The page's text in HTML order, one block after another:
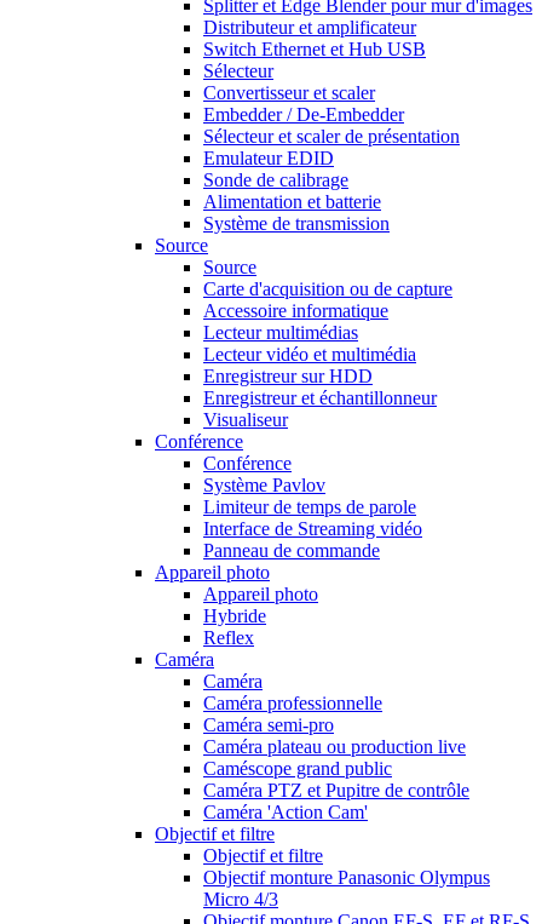
Splitter et Edge Blender pour mur d'images
Distributeur et amplificateur
Switch Ethernet et Hub USB
Sélecteur
Convertisseur et scaler
Embedder / De-Embedder
Sélecteur et scaler de présentation
Emulateur EDID
Sonde de calibrage
Alimentation et batterie
Système de transmission
Source
Source
Carte d'acquisition ou de capture
Accessoire informatique
Lecteur multimédias
Lecteur vidéo et multimédia
Enregistreur sur HDD
Enregistreur et échantillonneur
Visualiseur
Conférence
Conférence
Système Pavlov
Limiteur de temps de parole
Interface de Streaming vidéo
Panneau de commande
Appareil photo
Appareil photo
Hybride
Reflex
Caméra
Caméra
Caméra professionnelle
Caméra semi-pro
Caméra plateau ou production live
Caméscope grand public
Caméra PTZ et Pupitre de contrôle
Caméra 'Action Cam'
Objectif et filtre
Objectif et filtre
Objectif monture Panasonic Olympus
Micro 4/3